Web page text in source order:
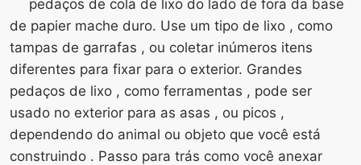
pedaços de cola de lixo do lado de fora da base
de papier mache duro. Use um tipo de lixo , como
tampas de garrafas , ou coletar inúmeros itens
diferentes para fixar para o exterior. Grandes
pedaços de lixo , como ferramentas , pode ser
usado no exterior para as asas , ou picos ,
dependendo do animal ou objeto que você está
construindo . Passo para trás como você anexar